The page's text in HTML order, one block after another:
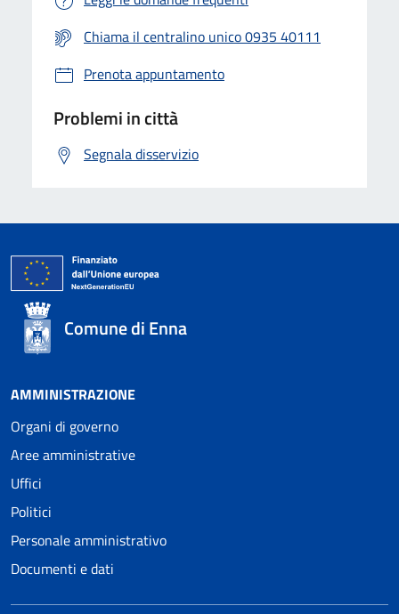
Chiama il centralino unico 0935 40111
Prenota appuntamento
Problemi in città
Segnala disservizio
Comune di Enna
AMMINISTRAZIONE
Organi di governo
Aree amministrative
Uffici
Politici
Personale amministrativo
Documenti e dati